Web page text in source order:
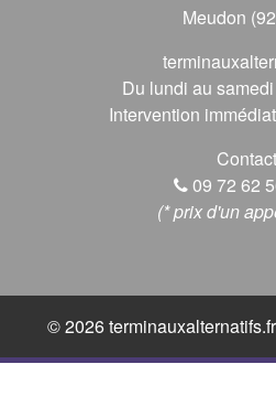
Meudon
Du lundi au
Intervention
Contact
09 72 62
(* prix d'un
© 2026